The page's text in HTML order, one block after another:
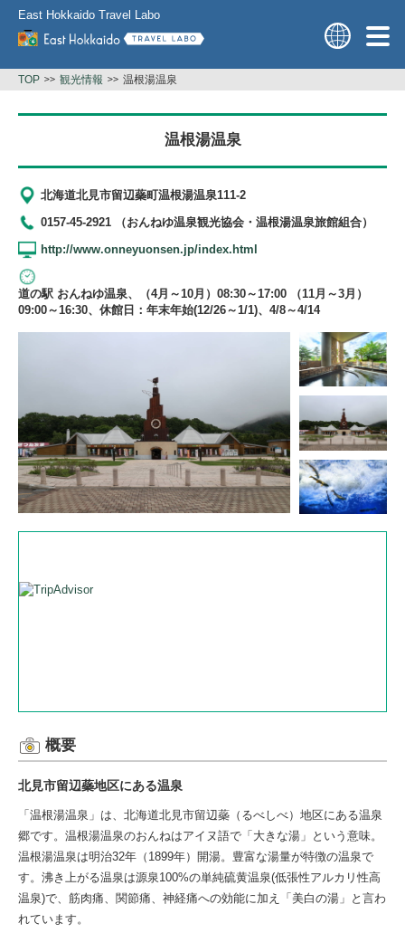
East Hokkaido Travel Labo
TOP 観光情報 温根湯温泉
温根湯温泉
北海道北見市留辺蘂町温根湯温泉111-2
0157-45-2921 （おんねゆ温泉観光協会・温根湯温泉旅館組合）
http://www.onneyuonsen.jp/index.html
道の駅 おんねゆ温泉、（4月～10月）08:30～17:00 （11月～3月）
09:00～16:30、休館日：年末年始(12/26～1/1)、4/8～4/14
概要
北見市留辺蘂地区にある温泉
「温根湯温泉」は、北海道北見市留辺蘂（るべしべ）地区にある温泉
郷です。温根湯温泉のおんねはアイヌ語で「大きな湯」という意味。
温根湯温泉は明治32年（1899年）開湯。豊富な湯量が特徴の温泉で
す。沸き上がる温泉は源泉100%の単純硫黄温泉(低張性アルカリ性高
温泉)で、筋肉痛、関節痛、神経痛への効能に加え「美白の湯」と言わ
れています。